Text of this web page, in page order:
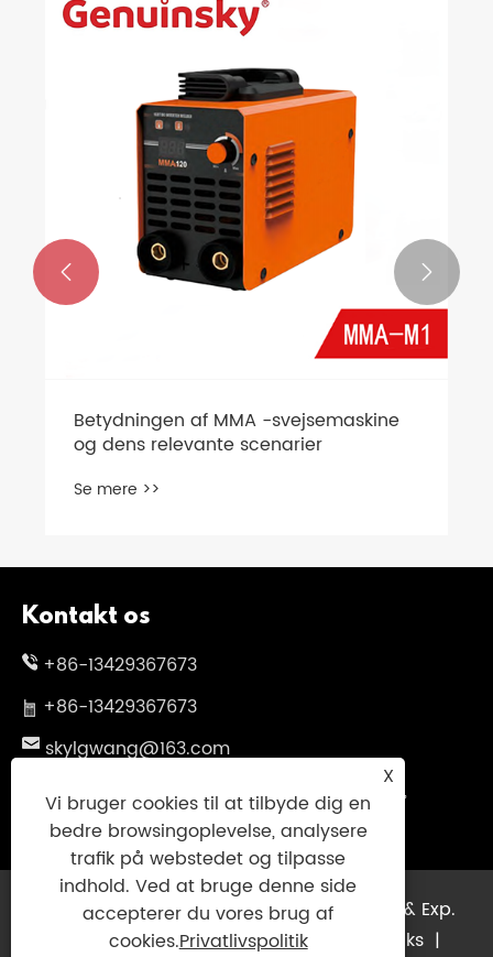
Betydningen af MMA -svejsemaskine
og dens relevante scenarier
Se mere >>
 
Kontakt os
+86-13429367673
+86-13429367673
skylgwang@163.com
No.199 Changxing Road, Jiangbei District,
Ningbo City, Zhejiang -provinsen, Kina
Copyright © 2025 Ningbo Genuinsky Imp. & Exp.
Co., Ltd. Alle rettigheder forbeholdes.
Links |
X
Vi bruger cookies til at tilbyde dig en
bedre browsingoplevelse, analysere
trafik på webstedet og tilpasse
indhold. Ved at bruge denne side
accepterer du vores brug af
cookies.Privatlivspolitik